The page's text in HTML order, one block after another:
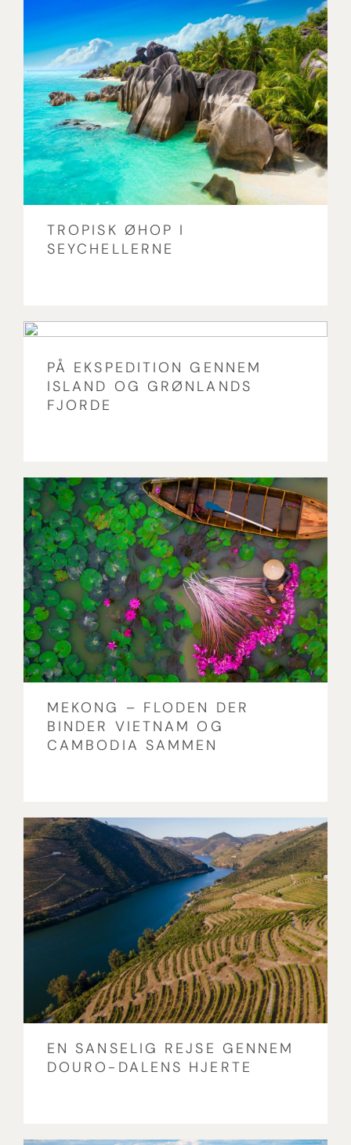
TROPISK ØHOP I
SEYCHELLERNE
PÅ EKSPEDITION GENNEM
ISLAND OG GRØNLANDS
FJORDE
MEKONG – FLODEN DER
BINDER VIETNAM OG
CAMBODIA SAMMEN
EN SANSELIG REJSE GENNEM
DOURO-DALENS HJERTE